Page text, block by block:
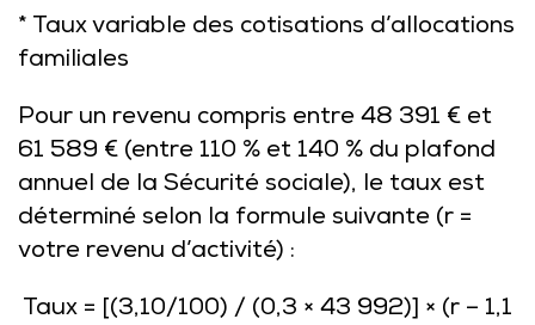
* Taux variable des cotisations d’allocations
familiales
Pour un revenu compris entre 48 391 € et
61 589 € (entre 110 % et 140 % du plafond
annuel de la Sécurité sociale), le taux est
déterminé selon la formule suivante (r =
votre revenu d’activité) :
Taux = [(3,10/100) / (0,3 × 43 992)] × (r – 1,1